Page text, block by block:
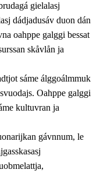
gielalasj
dádjadusáv duon dán
oahppe galggi bessat
skåvlån ja
sáme álggoálmmuk
Oahppe galggi
kultuvran ja
gávnnum, le